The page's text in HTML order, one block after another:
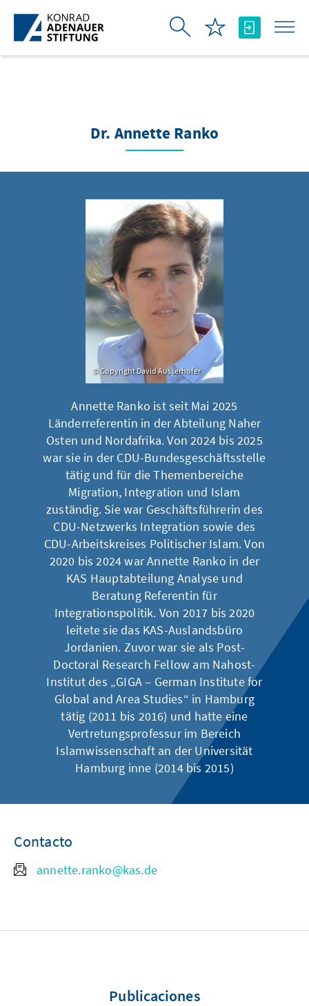
Saltar al contenido principal
Dr. Annette Ranko
Copyright David Ausserhofer
Annette Ranko ist seit Mai 2025
Länderreferentin in der Abteilung Naher
Osten und Nordafrika. Von 2024 bis 2025
war sie in der CDU-Bundesgeschäftsstelle
tätig und für die Themenbereiche
Migration, Integration und Islam
zuständig. Sie war Geschäftsführerin des
CDU-Netzwerks Integration sowie des
CDU-Arbeitskreises Politischer Islam. Von
2020 bis 2024 war Annette Ranko in der
KAS Hauptabteilung Analyse und
Beratung Referentin für
Integrationspolitik. Von 2017 bis 2020
leitete sie das KAS-Auslandsbüro
Jordanien. Zuvor war sie als Post-
Doctoral Research Fellow am Nahost-
Institut des „GIGA – German Institute for
Global and Area Studies“ in Hamburg
tätig (2011 bis 2016) und hatte eine
Vertretungsprofessur im Bereich
Islamwissenschaft an der Universität
Hamburg inne (2014 bis 2015)
Contacto
annette.ranko@kas.de
Publicaciones